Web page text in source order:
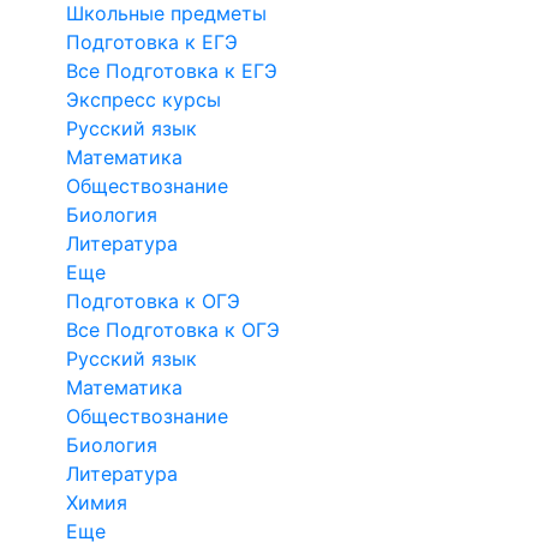
Школьные предметы
Подготовка к ЕГЭ
Все Подготовка к ЕГЭ
Экспресс курсы
Русский язык
Математика
Обществознание
Биология
Литература
Еще
Подготовка к ОГЭ
Все Подготовка к ОГЭ
Русский язык
Математика
Обществознание
Биология
Литература
Химия
Еще